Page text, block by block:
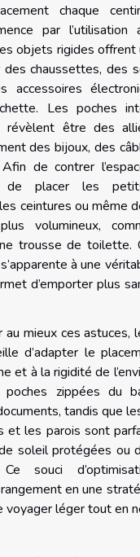
chaque
par l’utilisation
objets rigides offrent
chaussettes, des
accessoires
Les poches
révèlent être des
des bijoux, des
de contrer
de placer les
ceintures ou même
volumineux,
trousse de toilette.
à une
d’emporter plus
mieux ces astuces,
d’adapter le
et à la rigidité de
zippées du
tandis que
et les parois sont
soleil protégées ou
souci
en une
léger tout en